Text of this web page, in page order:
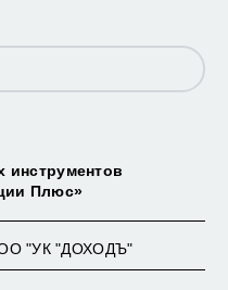
Плюс»
"УК "ДОХОДЪ"